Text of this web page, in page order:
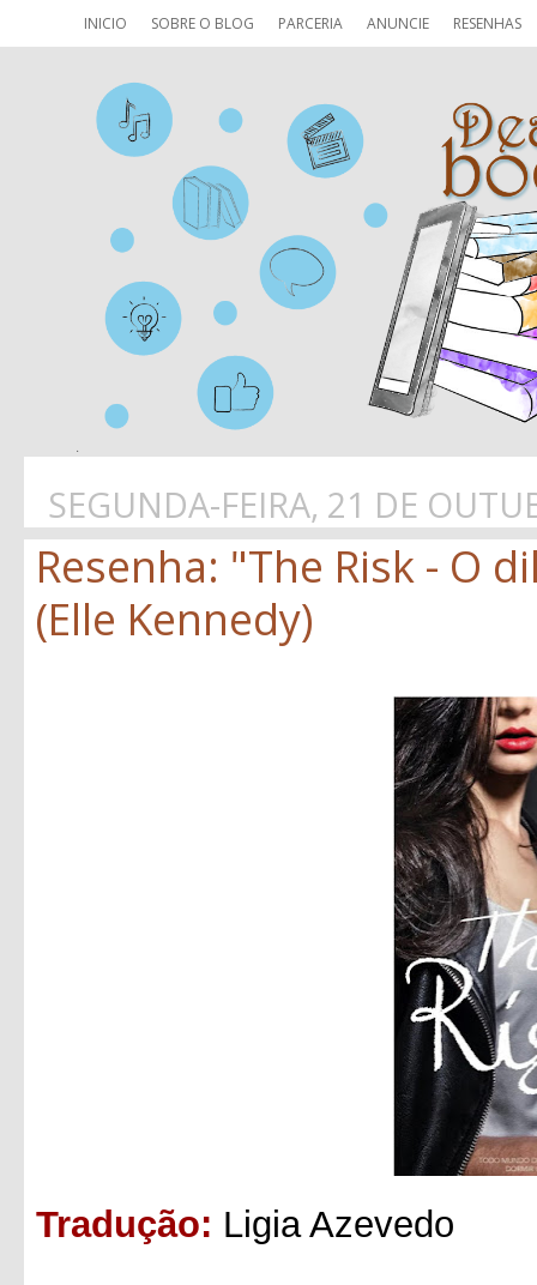
INICIO SOBRE O BLOG PARCERIA ANUNCIE RESENHAS
SEGUNDA-FEIRA, 21 DE
Resenha: "The Risk - O
(Elle Kennedy)
Tradução: Ligia Azevedo